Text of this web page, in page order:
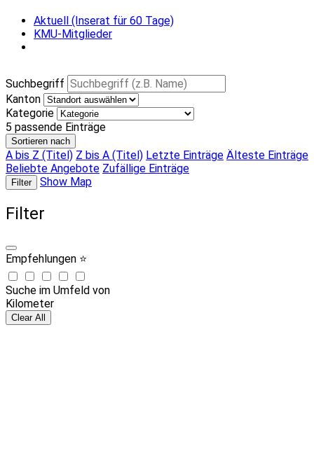
Aktuell (Inserat für 60 Tage)
KMU-Mitglieder
Suchbegriff
Kanton
Kategorie
5 passende Einträge
Sortieren nach
A bis Z (Titel) Z bis A (Titel) Letzte Einträge Älteste Einträge
Beliebte Angebote Zufällige Einträge
Filter Show Map
Filter
Empfehlungen ⭐
Suche im Umfeld von
Kilometer
Clear All